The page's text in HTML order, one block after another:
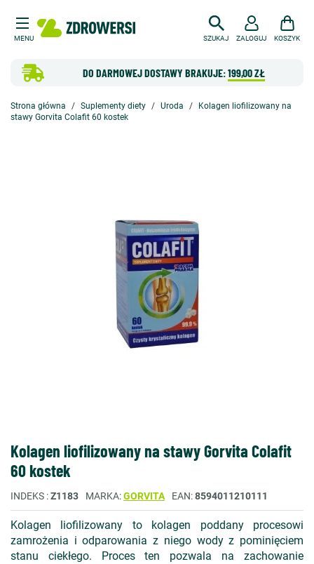
MENU SZUKAJ
DO DARMOWEJ DOSTAWY BRAKUJE:199,00 ZŁ
ZALOGUJ KOSZYK
Strona główna Suplementy diety Uroda
Kolagen liofilizowany na
stawy Gorvita Colafit 60 kostek
Kolagen liofilizowany na stawy Gorvita Colafit
60 kostek
INDEKS Z1183 MARKA GORVITA EAN 8594011210111
Kolagen liofilizowany to kolagen poddany procesowi
zamrożenia i odparowania z niego wody z pominięciem
stanu ciekłego. Proces ten pozwala na zachowanie